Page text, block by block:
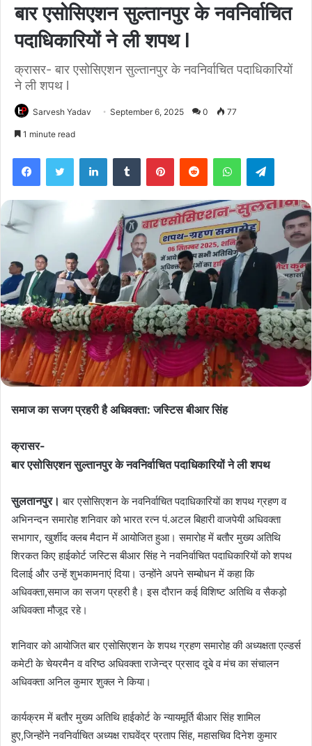
बार एसोसिएशन सुल्तानपुर के नवनिर्वाचित
पदाधिकारियों ने ली शपथ l
क्रासर- बार एसोसिएशन सुल्तानपुर के नवनिर्वाचित पदाधिकारियों
ने ली शपथ l
Sarvesh Yadav September 6, 2025 0 77
1 minute read
FacebookTwitter LinkedInTumblr PinterestReddit WhatsApp
समाज का सजग प्रहरी है अधिवक्ता: जस्टिस बीआर सिंह
क्रासर-
बार एसोसिएशन सुल्तानपुर के नवनिर्वाचित पदाधिकारियों ने ली शपथ
सुलतानपुर। बार एसोसिएशन के नवनिर्वाचित पदाधिकारियों का शपथ ग्रहण व
अभिनन्दन समारोह शनिवार को भारत रत्न पं.अटल बिहारी वाजपेयी अधिवक्ता
सभागार, खुर्शीद क्लब मैदान में आयोजित हुआ। समारोह में बतौर मुख्य अतिथि
शिरकत किए हाईकोर्ट जस्टिस बीआर सिंह ने नवनिर्वाचित पदाधिकारियों को शपथ
दिलाई और उन्हें शुभकामनाएं दिया। उन्होंने अपने सम्बोधन में कहा कि
अधिवक्ता,समाज का सजग प्रहरी है। इस दौरान कई विशिष्ट अतिथि व सैकड़ो
अधिवक्ता मौजूद रहे।
शनिवार को आयोजित बार एसोसिएशन के शपथ ग्रहण समारोह की अध्यक्षता एल्डर्स
कमेटी के चेयरमैन व वरिष्ठ अधिवक्ता राजेन्द्र प्रसाद दूबे व मंच का संचालन
अधिवक्ता अनिल कुमार शुक्ल ने किया।
कार्यक्रम में बतौर मुख्य अतिथि हाईकोर्ट के न्यायमूर्ति बीआर सिंह शामिल
हुए,जिन्होंने नवनिर्वाचित अध्यक्ष राघवेंद्र प्रताप सिंह, महासचिव दिनेश कुमार